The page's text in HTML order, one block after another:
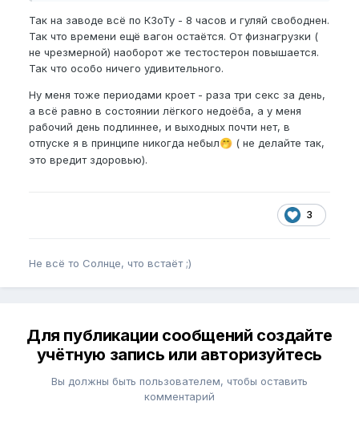
Так на заводе всё по КЗоТу - 8 часов и гуляй свободнен.
Так что времени ещё вагон остаётся. От физнагрузки (
не чрезмерной) наоборот же тестостерон повышается.
Так что особо ничего удивительного.
Ну меня тоже периодами кроет - раза три секс за день,
а всё равно в состоянии лёгкого недоёба, а у меня
рабочий день подлиннее, и выходных почти нет, в
отпуске я в принципе никогда небыл🤭 ( не делайте так,
это вредит здоровью).
3
Не всё то Солнце, что встаёт ;)
Для публикации сообщений создайте
учётную запись или авторизуйтесь
Вы должны быть пользователем, чтобы оставить
комментарий